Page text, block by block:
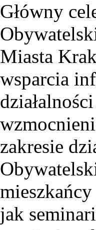
Główny
Miasta
wsparcia
zakresie
jak